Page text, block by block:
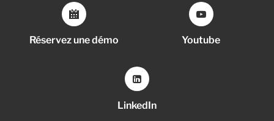
Réservez une démo Youtube
LinkedIn